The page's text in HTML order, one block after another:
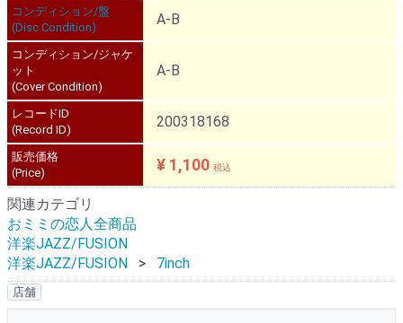
コンディション/盤
(Disc Condition)
A-B
コンディション/ジャケ
ット
(Cover Condition)
A-B
レコードID
(Record ID)
200318168
販売価格
(Price)
¥ 1,100 税込
関連カテゴリ
おミミの恋人全商品
洋楽JAZZ/FUSION
洋楽JAZZ/FUSION
7inch
店舗